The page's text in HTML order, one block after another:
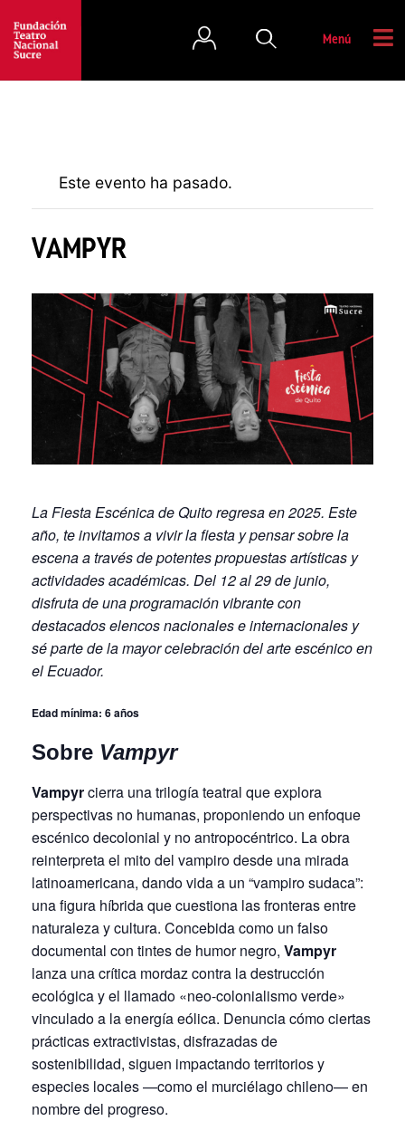
Menú
Este evento ha pasado.
VAMPYR
La Fiesta Escénica de Quito regresa en 2025. Este
año, te invitamos a vivir la fiesta y pensar sobre la
escena a través de potentes propuestas artísticas y
actividades académicas. Del 12 al 29 de junio,
disfruta de una programación vibrante con
destacados elencos nacionales e internacionales y
sé parte de la mayor celebración del arte escénico en
el Ecuador.
Edad mínima: 6 años
Sobre Vampyr
Vampyrcierra una trilogía teatral que explora
perspectivas no humanas, proponiendo un enfoque
escénico decolonial y no antropocéntrico. La obra
reinterpreta el mito del vampiro desde una mirada
latinoamericana, dando vida a un “vampiro sudaca”:
una figura híbrida que cuestiona las fronteras entre
naturaleza y cultura. Concebida como un falso
documental con tintes de humor negro, Vampyr
lanza una crítica mordaz contra la destrucción
ecológica y el llamado «neo-colonialismo verde»
vinculado a la energía eólica. Denuncia cómo ciertas
prácticas extractivistas, disfrazadas de
sostenibilidad, siguen impactando territorios y
especies locales —como el murciélago chileno— en
nombre del progreso.